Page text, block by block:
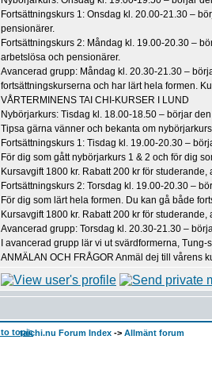
Fortsättningskurs 1: Onsdag kl. 20.00-21.30 –
pensionärer.
Fortsättningskurs 2: Måndag kl. 19.00-20.30 –
arbetslösa och pensionärer.
Avancerad grupp: Måndag kl. 20.30-21.30 –
fortsättningskurserna och har lärt hela formen.
VÅRTERMINENS TAI CHI-KURSER I LUND
Nybörjarkurs: Tisdag kl. 18.00-18.50 – börjar
Tipsa gärna vänner och bekanta om
Fortsättningskurs 1: Tisdag kl. 19.00-20.30 –
För dig som gått nybörjarkurs 1 & 2 och för dig
Kursavgift 1800 kr. Rabatt 200 kr för
Fortsättningskurs 2: Torsdag kl. 19.00-20.30 –
För dig som lärt hela formen. Du kan gå både
Kursavgift 1800 kr. Rabatt 200 kr för
Avancerad grupp: Torsdag kl. 20.30-21.30 –
I avancerad grupp lär vi ut svärdformerna,
ANMÄLAN OCH FRÅGOR Anmäl dej till vårens
taichi.nu Forum Index -> Allmänt forum